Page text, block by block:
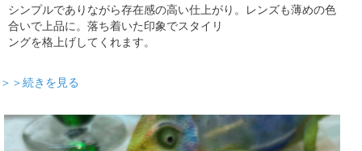
シンプルでありながら存在感の高い仕上がり。レンズも薄めの色
合いで上品に。落ち着いた印象でスタイリ
ングを格上げしてくれます。
＞＞続きを見る